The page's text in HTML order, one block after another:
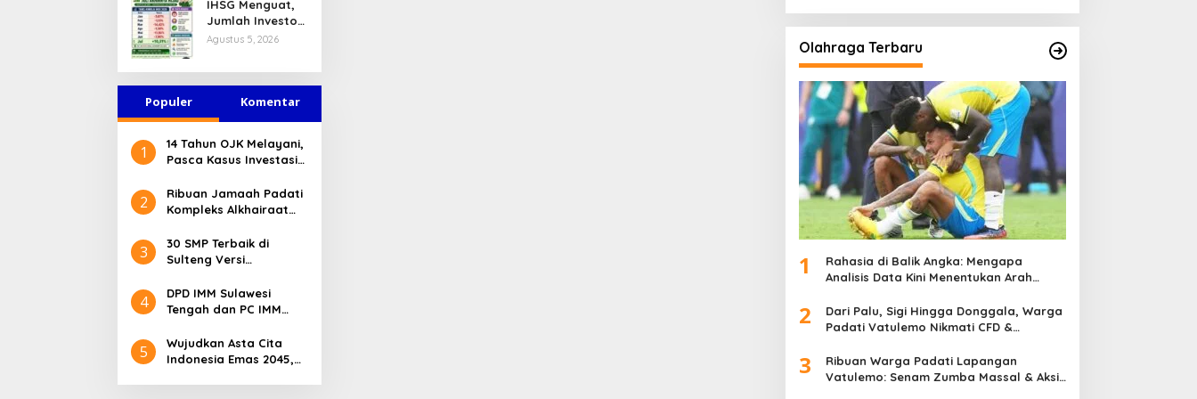
Jasa Keuangan
Tetap Terjaga
IHSG Menguat,
Jumlah Investor
Pasar Modal
Agustus 5, 2026
Populer Komentar
1
14 Tahun OJK Melayani,
Pasca Kasus Investasi
Sulteng Menilai Peran
OJK Sangat Penting
2
Ribuan Jamaah Padati
Kompleks Alkhairaat
Nasional dan Daerah
Hadir
3
30 SMP Terbaik di
Sulteng Versi
4
DPD IMM Sulawesi
Tengah dan PC IMM
Mantan Kapolresta
Palu
5
Wujudkan Asta Cita
Indonesia Emas 2045,
Olahraga Terbaru
1
Rahasia di Balik Angka: Mengapa
Analisis Data Kini Menentukan Arah
2
Dari Palu, Sigi Hingga Donggala, Warga
Padati Vatulemo Nikmati CFD &
3
Ribuan Warga Padati Lapangan
Vatulemo: Senam Zumba Massal & Aksi